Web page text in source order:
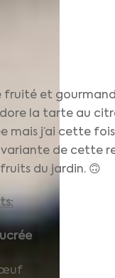
fruité et
la tarte au
mais j’ai cette
variante de cette
du jardin. 🙃